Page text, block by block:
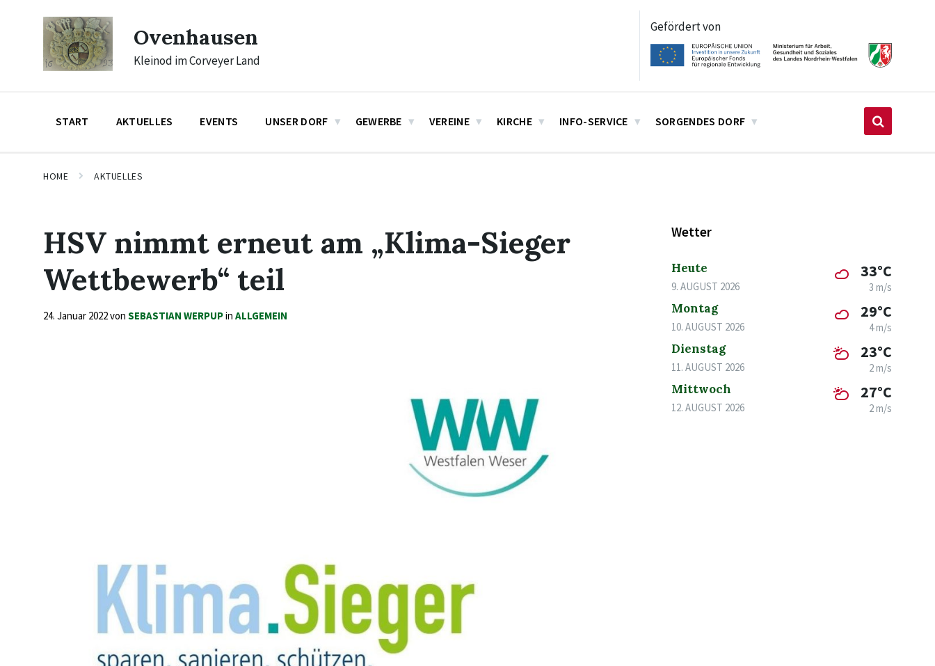
navigation
Ovenhausen
Kleinod im Corveyer Land
Gefördert von
START AKTUELLES EVENTS UNSER DORF GEWERBE VEREINE KIRCHE INFO-SERVICE SORGENDES DORF
HOME AKTUELLES
HSV nimmt erneut am „Klima-Sieger
Wettbewerb“ teil
24. Januar 2022von SEBASTIAN WERPUPin ALLGEMEIN
Wetter
Heute
9. AUGUST 2026
33°C
3 m/s
Montag
10. AUGUST 2026
29°C
4 m/s
Dienstag
11. AUGUST 2026
23°C
2 m/s
Mittwoch
12. AUGUST 2026
27°C
2 m/s